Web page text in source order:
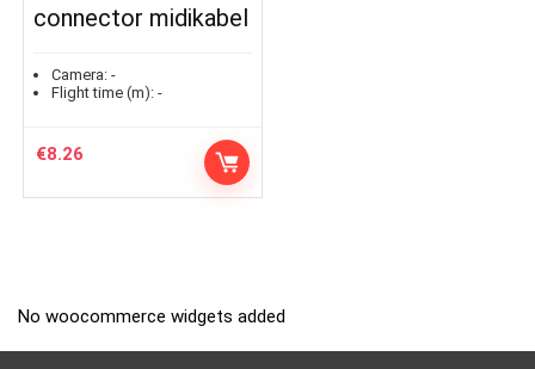
connector midikabel
Camera: -
Flight time (m): -
€8.26
No woocommerce widgets added